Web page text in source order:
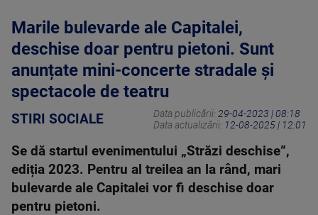
Marile bulevarde ale Capitalei,
deschise doar pentru pietoni. Sunt
anunțate mini-concerte stradale și
spectacole de teatru
STIRI SOCIALE Data publicării: 29-04-2023 | 08:18
Data actualizării: 12-08-2025 | 12:01
Se dă startul evenimentului „Străzi deschise”,
ediția 2023. Pentru al treilea an la rând, mari
bulevarde ale Capitalei vor fi deschise doar
pentru pietoni.